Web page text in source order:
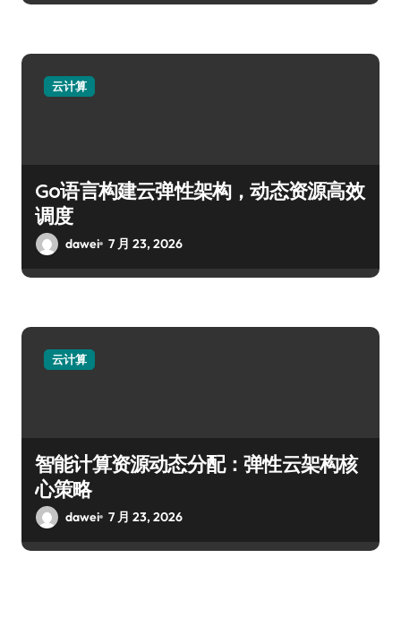
云计算
Go语言构建云弹性架构，动态资源高效
调度
dawei 7 月 23, 2026
云计算
智能计算资源动态分配：弹性云架构核
心策略
dawei 7 月 23, 2026